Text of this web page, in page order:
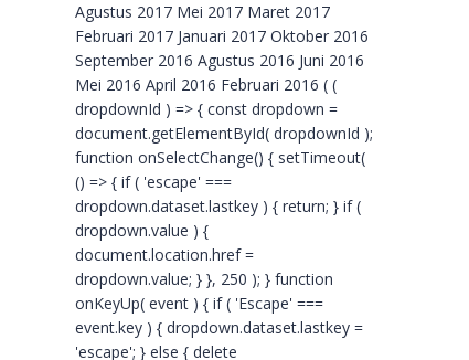
Agustus 2017 Mei 2017 Maret 2017
Februari 2017 Januari 2017 Oktober 2016
September 2016 Agustus 2016 Juni 2016
Mei 2016 April 2016 Februari 2016 ( (
dropdownId ) => { const dropdown =
document.getElementById( dropdownId );
function onSelectChange() { setTimeout(
() => { if ( 'escape' ===
dropdown.dataset.lastkey ) { return; } if (
dropdown.value ) {
document.location.href =
dropdown.value; } }, 250 ); } function
onKeyUp( event ) { if ( 'Escape' ===
event.key ) { dropdown.dataset.lastkey =
'escape'; } else { delete